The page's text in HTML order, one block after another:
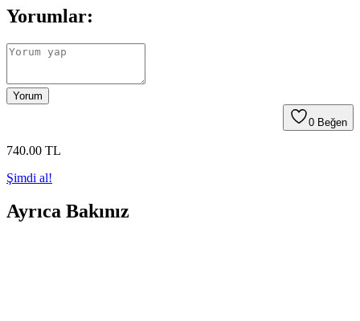
Yorumlar:
Yorum
0 Beğen
740.00 TL
Şimdi al!
Ayrıca Bakınız